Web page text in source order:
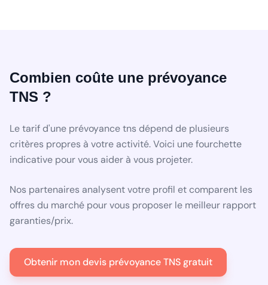
Combien coûte une prévoyance
TNS ?
Le tarif d'une prévoyance tns dépend de plusieurs
critères propres à votre activité. Voici une fourchette
indicative pour vous aider à vous projeter.
Nos partenaires analysent votre profil et comparent les
offres du marché pour vous proposer le meilleur rapport
garanties/prix.
Obtenir mon devis prévoyance TNS gratuit